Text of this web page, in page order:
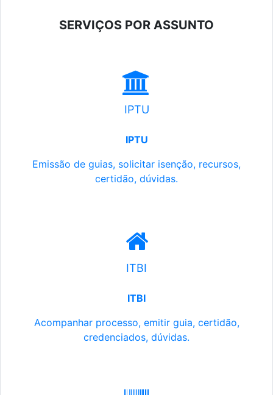
SERVIÇOS POR ASSUNTO
IPTU
IPTU
Emissão de guias, solicitar isenção, recursos,
certidão, dúvidas.
ITBI
ITBI
Acompanhar processo, emitir guia, certidão,
credenciados, dúvidas.